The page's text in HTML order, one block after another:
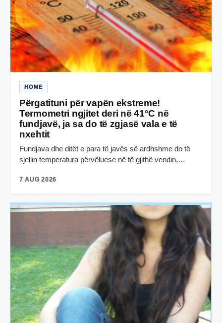
HOME
Përgatituni për vapën ekstreme!
Termometri ngjitet deri në 41°C në
fundjavë, ja sa do të zgjasë vala e të
nxehtit
Fundjava dhe ditët e para të javës së ardhshme do të
sjellin temperatura përvëluese në të gjithë vendin,…
7 AUG 2026